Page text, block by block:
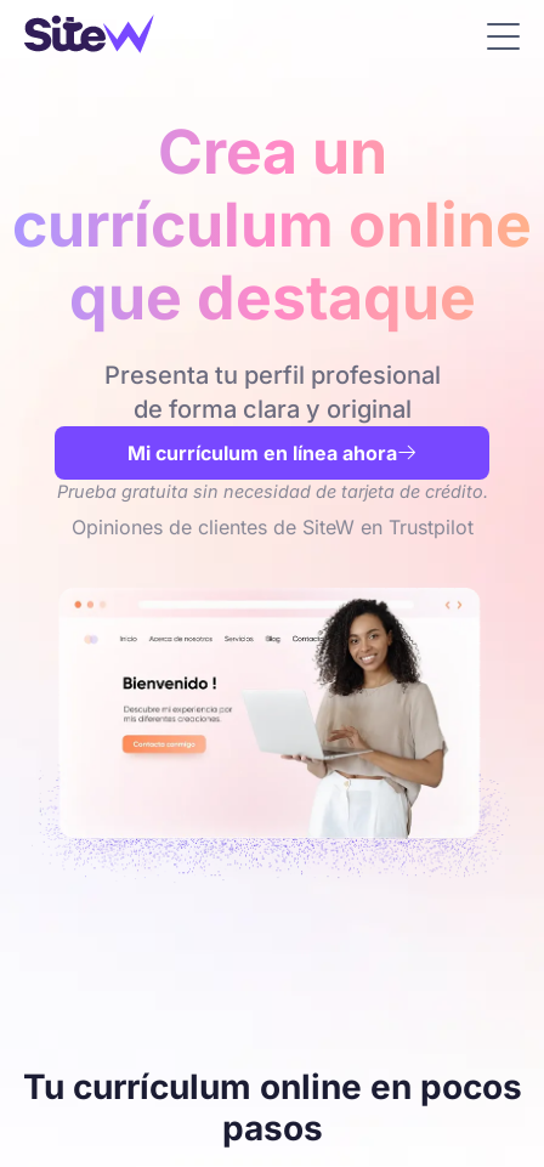
Crea un
currículum online
que destaque
Presenta tu perfil profesional
de forma clara y original

Mi currículum en línea ahora
Prueba gratuita sin necesidad de tarjeta de crédito.
Opiniones de clientes de SiteW en Trustpilot
Tu currículum online en pocos
pasos